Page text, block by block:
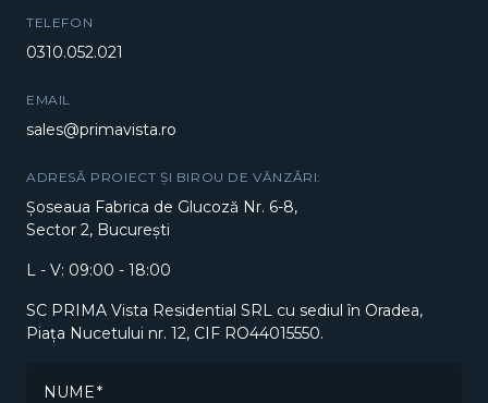
TELEFON
0310.052.021
EMAIL
sales@primavista.ro
ADRESĂ PROIECT ȘI BIROU DE VÂNZĂRI:
Șoseaua Fabrica de Glucoză Nr. 6-8,
Sector 2, București
L - V: 09:00 - 18:00
SC PRIMA Vista Residential SRL cu sediul în Oradea,
Piața Nucetului nr. 12, CIF RO44015550.
NUME